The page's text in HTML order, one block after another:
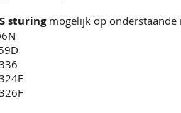
sturingmogelijk op onderstaande